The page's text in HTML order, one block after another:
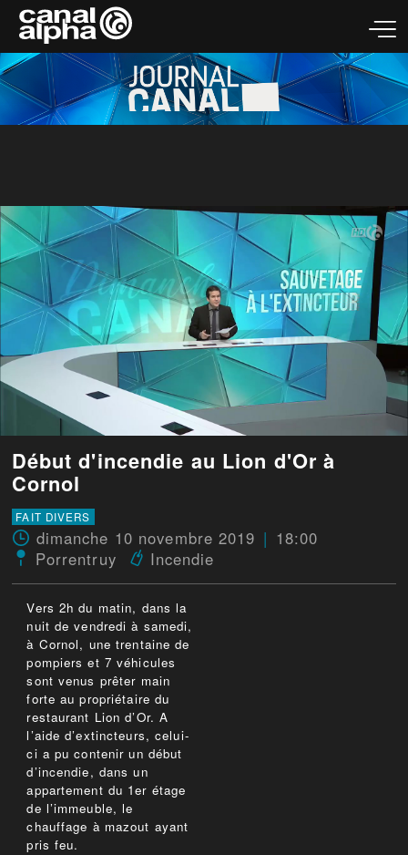
Début d'incendie au Lion d'Or à
Cornol
FAIT DIVERS
dimanche 10 novembre 2019
18:00
Porrentruy
Incendie
Vers 2h du matin, dans la
nuit de vendredi à samedi,
à Cornol, une trentaine de
pompiers et 7 véhicules
sont venus prêter main
forte au propriétaire du
restaurant Lion d’Or. A
l’aide d’extincteurs, celui-
ci a pu contenir un début
d’incendie, dans un
appartement du 1er étage
de l’immeuble, le
chauffage à mazout ayant
pris feu.